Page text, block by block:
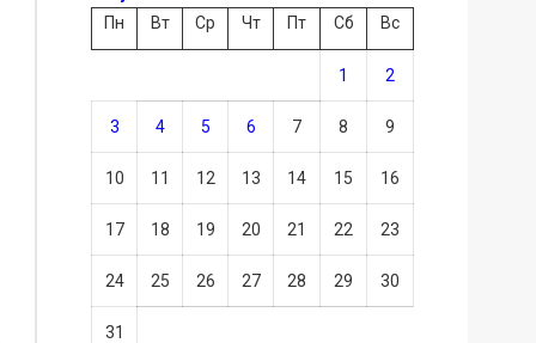
Пн
Вт Ср Чт Пт Сб Вс
1 2
3 4 5 6 7 8 9
10 11 12 13 14 15 16
17 18 19 20 21 22 23
24 25 26 27 28 29 30
31